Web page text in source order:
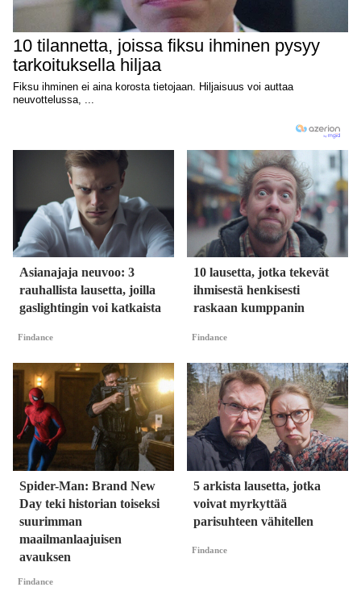
Asianajaja neuvoo: 3
rauhallista lausetta, joilla
gaslightingin voi katkaista
Findance
10 lausetta, jotka tekevät
ihmisestä henkisesti
raskaan kumppanin
Findance
Spider-Man: Brand New
Day teki historian toiseksi
suurimman
maailmanlaajuisen
avauksen
Findance
5 arkista lausetta, jotka
voivat myrkyttää
parisuhteen vähitellen
Findance